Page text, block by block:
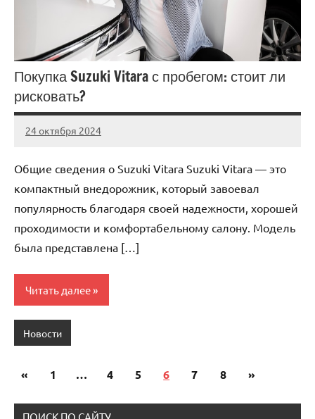
Покупка Suzuki Vitara с пробегом: стоит ли
рисковать?
24 октября 2024
Avtor
Нет
Общие сведения о Suzuki Vitara Suzuki Vitara — это
компактный внедорожник, который завоевал
популярность благодаря своей надежности, хорошей
проходимости и комфортабельному салону. Модель
была представлена […]
Читать далее
Новости
записей
« Предыдущие
1 … 4 5 6 7 8
Следующие
»
ПОИСК ПО САЙТУ